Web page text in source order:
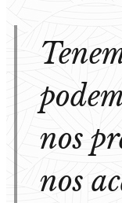
nos
nos